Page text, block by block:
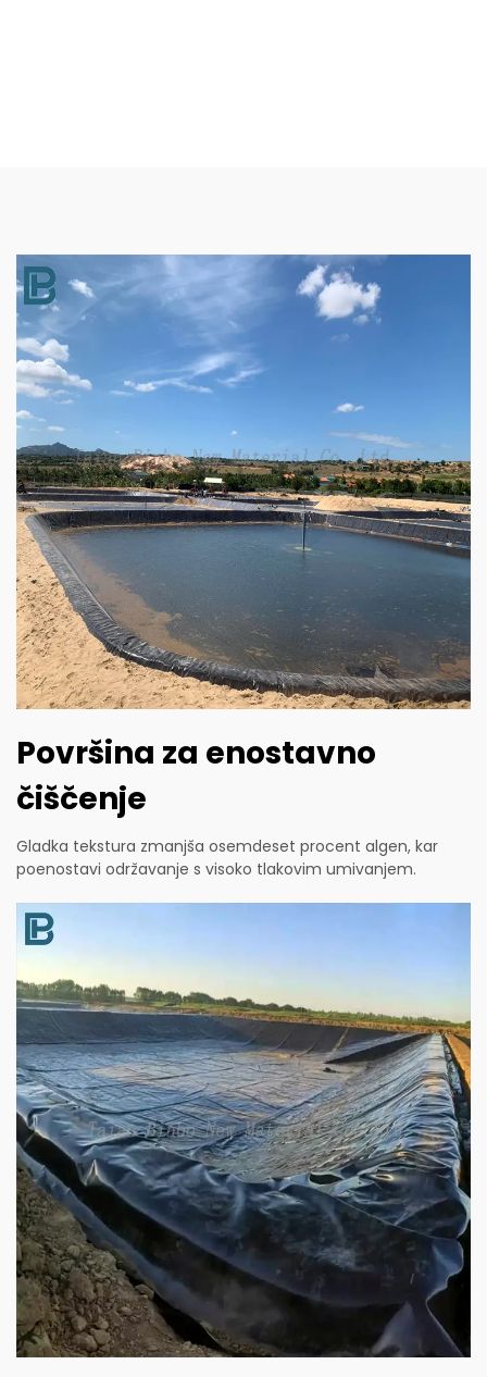
Površina za enostavno
čiščenje
Gladka tekstura zmanjša osemdeset procent algen, kar
poenostavi održavanje s visoko tlakovim umivanjem.